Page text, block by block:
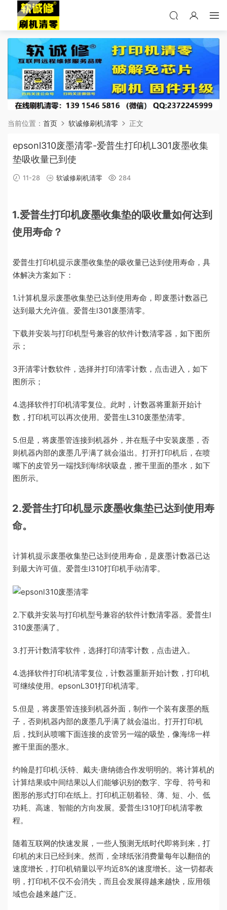
当前位置： 首页 软诚修刷机清零 正文
epsonl310废墨清零-爱普生打印机L301废墨收集
垫吸收量已到使
11-28 软诚修刷机清零 284
1.爱普生打印机废墨收集垫的吸收量如何达到
使用寿命？
爱普生打印机提示废墨收集垫的吸收量已达到使用寿命，具
体解决方案如下：
1.计算机显示废墨收集垫已达到使用寿命，即废墨计数器已
达到最大允许值。爱普生l301废墨清零。
下载并安装与打印机型号兼容的软件计数清零器，如下图所
示；
3开清零计数软件，选择并打印清零计数，点击进入，如下
图所示；
4.选择软件打印机清零复位。此时，计数器将重新开始计
数，打印机可以再次使用。爱普生L310废墨垫清零。
5.但是，将废墨管连接到机器外，并在瓶子中安装废墨，否
则机器内部的废墨几乎满了就会溢出。打开打印机后，在喷
嘴下的皮管另一端找到海绵状吸盘，擦干里面的墨水，如下
图所示。
2.爱普生打印机显示废墨收集垫已达到使用寿
命。
计算机提示废墨收集垫已达到使用寿命，是废墨计数器已达
到最大许可值。爱普生l310打印机手动清零。
2.下载并安装与打印机型号兼容的软件计数清零器。爱普生l
310废墨满了。
3.打开计数清零软件，选择打印清零计数，点击进入。
4.选择软件打印机清零复位，计数器重新开始计数，打印机
可继续使用。epsonL301打印机清零。
5.但是，将废墨管连接到机器外面，制作一个装有废墨的瓶
子，否则机器内部的废墨几乎满了就会溢出。打开打印机
后，找到从喷嘴下面连接的皮管另一端的吸垫，像海绵一样
擦干里面的墨水。
约翰是打印机·沃特、戴夫·唐纳德合作发明明的。将计算机的
计算结果或中间结果以人们能够识别的数字、字母、符号和
图形的形式打印在纸上。打印机正朝着轻、薄、短、小、低
功耗、高速、智能的方向发展。爱普生l310打印机清零教
程。
随着互联网的快速发展，一些人预测无纸时代即将到来，打
印机的末日已经到来。然而，全球纸张消费量每年以翻倍的
速度增长，打印机销量以平均近8%的速度增长。这一切都表
明，打印机不仅不会消失，而且会发展得越来越快，应用领
域也会越来越广泛。